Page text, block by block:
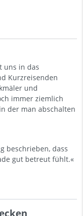
uns in das
Kurzreisenden
und
immer ziemlich
der man abschalten
beschrieben, dass
gut betreut fühlt.«